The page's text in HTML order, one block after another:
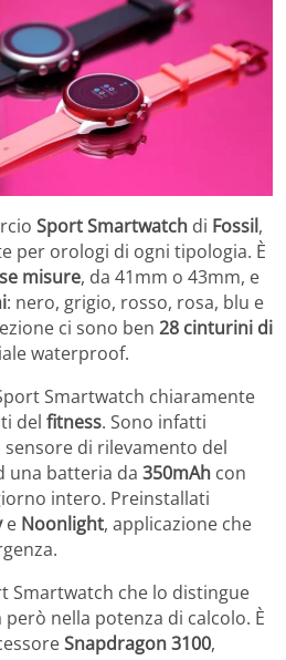
Sport Smartwatch di Fossil,
per orologi di ogni tipologia. È
misure, da 41mm o 43mm, e
: nero, grigio, rosso, rosa, blu e
ci sono ben 28 cinturini di
waterproof.
Smartwatch chiaramente
del fitness. Sono infatti
di rilevamento del
una batteria da 350mAh con
intero. Preinstallati
e Noonlight, applicazione che
Smartwatch che lo distingue
nella potenza di calcolo. È
Snapdragon 3100,